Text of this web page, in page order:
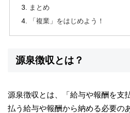
まとめ
「複業」をはじめよう！
源泉徴収とは？
源泉徴収とは、「給与や報酬を支
払う給与や報酬から納める必要の